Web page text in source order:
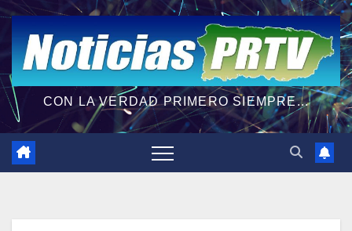
CON LA VERDAD PRIMERO SIEMPRE...